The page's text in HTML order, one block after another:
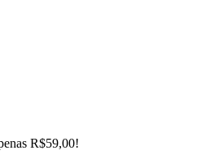
R$59,00!